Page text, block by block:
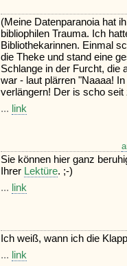
(Meine Datenparanoia hat
bibliophilen Trauma. Ich
Bibliothekarinnen. Einmal
die Theke und stand eine
Schlange in der Furcht, die
war - laut plärren "Naaaa!
verlängern! Der is scho
... link
Sie können hier ganz
Ihrer Lektüre. ;-)
... link
Ich weiß, wann ich die
... link